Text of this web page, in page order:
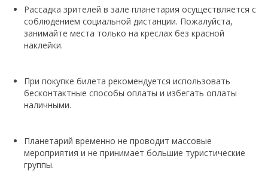
Рассадка зрителей в зале планетария осуществляется с
соблюдением социальной дистанции. Пожалуйста,
занимайте места только на креслах без красной
наклейки.
При покупке билета рекомендуется использовать
бесконтактные способы оплаты и избегать оплаты
наличными.
Планетарий временно не проводит массовые
мероприятия и не принимает большие туристические
группы.